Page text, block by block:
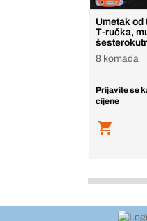
Umetak od
T-ručka,
8 komada
Prijavite se
cijene